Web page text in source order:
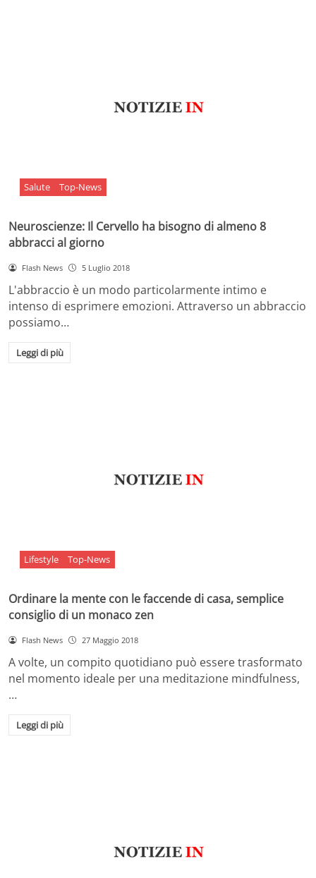
Salute Top-News
Neuroscienze: Il Cervello ha bisogno di almeno 8
abbracci al giorno
Flash News 5 Luglio 2018
L'abbraccio è un modo particolarmente intimo e
intenso di esprimere emozioni. Attraverso un abbraccio
possiamo…
Leggi di più
Lifestyle Top-News
Ordinare la mente con le faccende di casa, semplice
consiglio di un monaco zen
Flash News 27 Maggio 2018
A volte, un compito quotidiano può essere trasformato
nel momento ideale per una meditazione mindfulness,
…
Leggi di più